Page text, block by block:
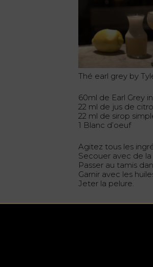
Thé earl grey by
60ml de Earl Grey
22 ml de jus de
22 ml de sirop
1 Blanc d’oeuf
Agitez tous les
Secouer avec de la
Passer au tamis
Garnir avec les
Jeter la pelure.
Better